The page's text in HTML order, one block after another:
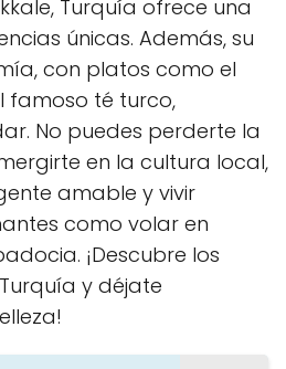
Turquía ofrece una
únicas. Además, su
con platos como el
famoso té turco,
No puedes perderte la
en la cultura local,
amable y vivir
como volar en
¡Descubre los
y déjate